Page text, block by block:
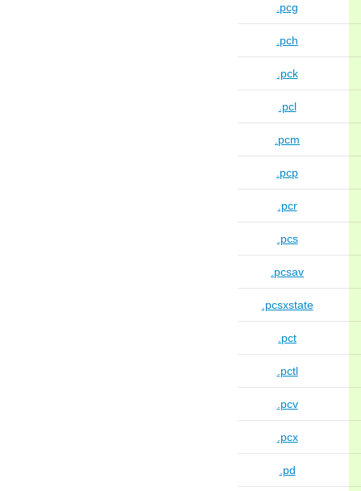
.pcg
.pch
.pck
.pcl
.pcm
.pcp
.pcr
.pcs
.pcsav
.pcsxstate
.pct
.pctl
.pcv
.pcx
.pd